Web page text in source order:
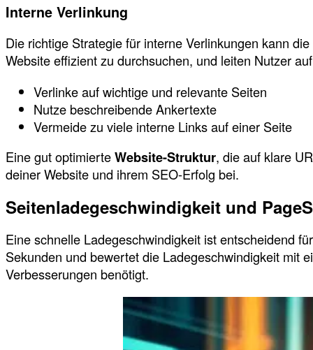
Interne Verlinkung
Die richtige Strategie für interne Verlinkungen kann
Website effizient zu durchsuchen, und leiten Nutzer
Verlinke auf wichtige und relevante Seiten
Nutze beschreibende Ankertexte
Vermeide zu viele interne Links auf einer Seite
Eine gut optimierteWebsite-Struktur, die auf klare
deiner Website und ihrem SEO-Erfolg bei.
Seitenladegeschwindigkeit und
Eine schnelle Ladegeschwindigkeit ist entscheidend
Sekunden und bewertet die Ladegeschwindigkeit mit
Verbesserungen benötigt.